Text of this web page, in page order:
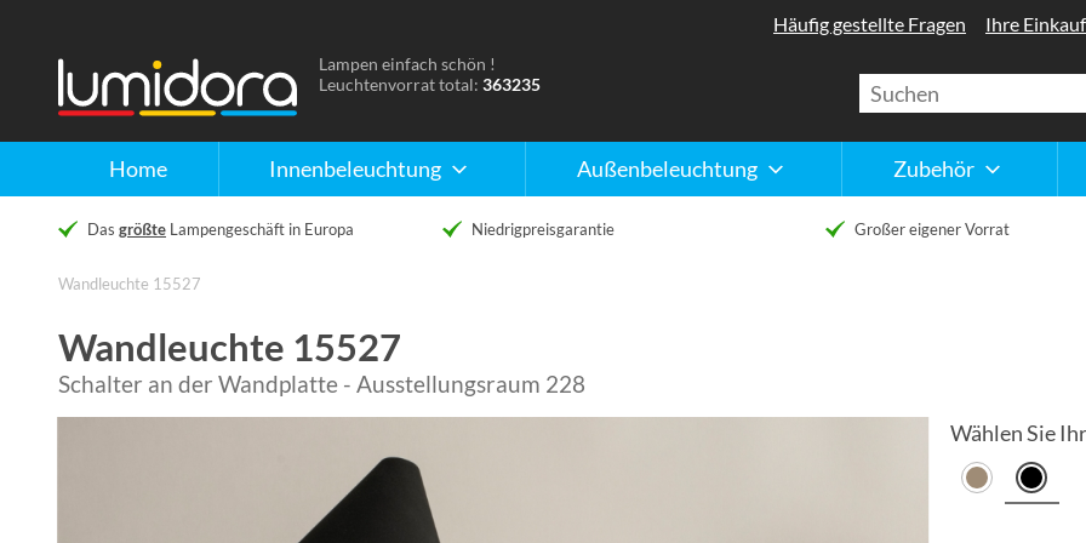
Home Innenbeleuchtung Außenbeleuchtung Zubehör
Häufig gestellte Fragen Ihre
Naar
de
Lampen einfach schön !
Leuchtenvorrat total: 363235
Das größte Lampengeschäft in Europa Niedrigpreisgarantie Großer eigener Vorrat
Wandleuchte 15527
Wandleuchte 15527
Schalter an der Wandplatte - Ausstellungsraum 228
Wählen Sie